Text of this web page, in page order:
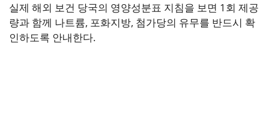
실제 해외 보건 당국의 영양성분표 지침을 보면 1회 제공
량과 함께 나트륨, 포화지방, 첨가당의 유무를 반드시 확
인하도록 안내한다.